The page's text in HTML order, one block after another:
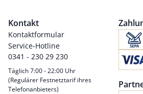
Kontakt
Kontaktformular
Service-Hotline
0341 - 230 29 230
Täglich 7:00 - 22:00 Uhr
(Regulärer Festnetztarif ihres
Telefonanbieters)